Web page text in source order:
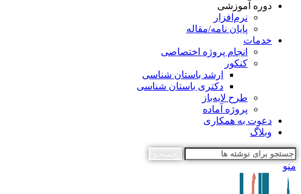
دوره آموزشی
نرم‌افزار
پایان نامه/مقاله
خدمات
انجام پروژه اختصاصی
کنکور
ارشد باستان شناسی
دکتری باستان شناسی
طرح لایه‌باز
پروژه آماده
دعوت به همکاری
وبلاگ
جستجو
منو